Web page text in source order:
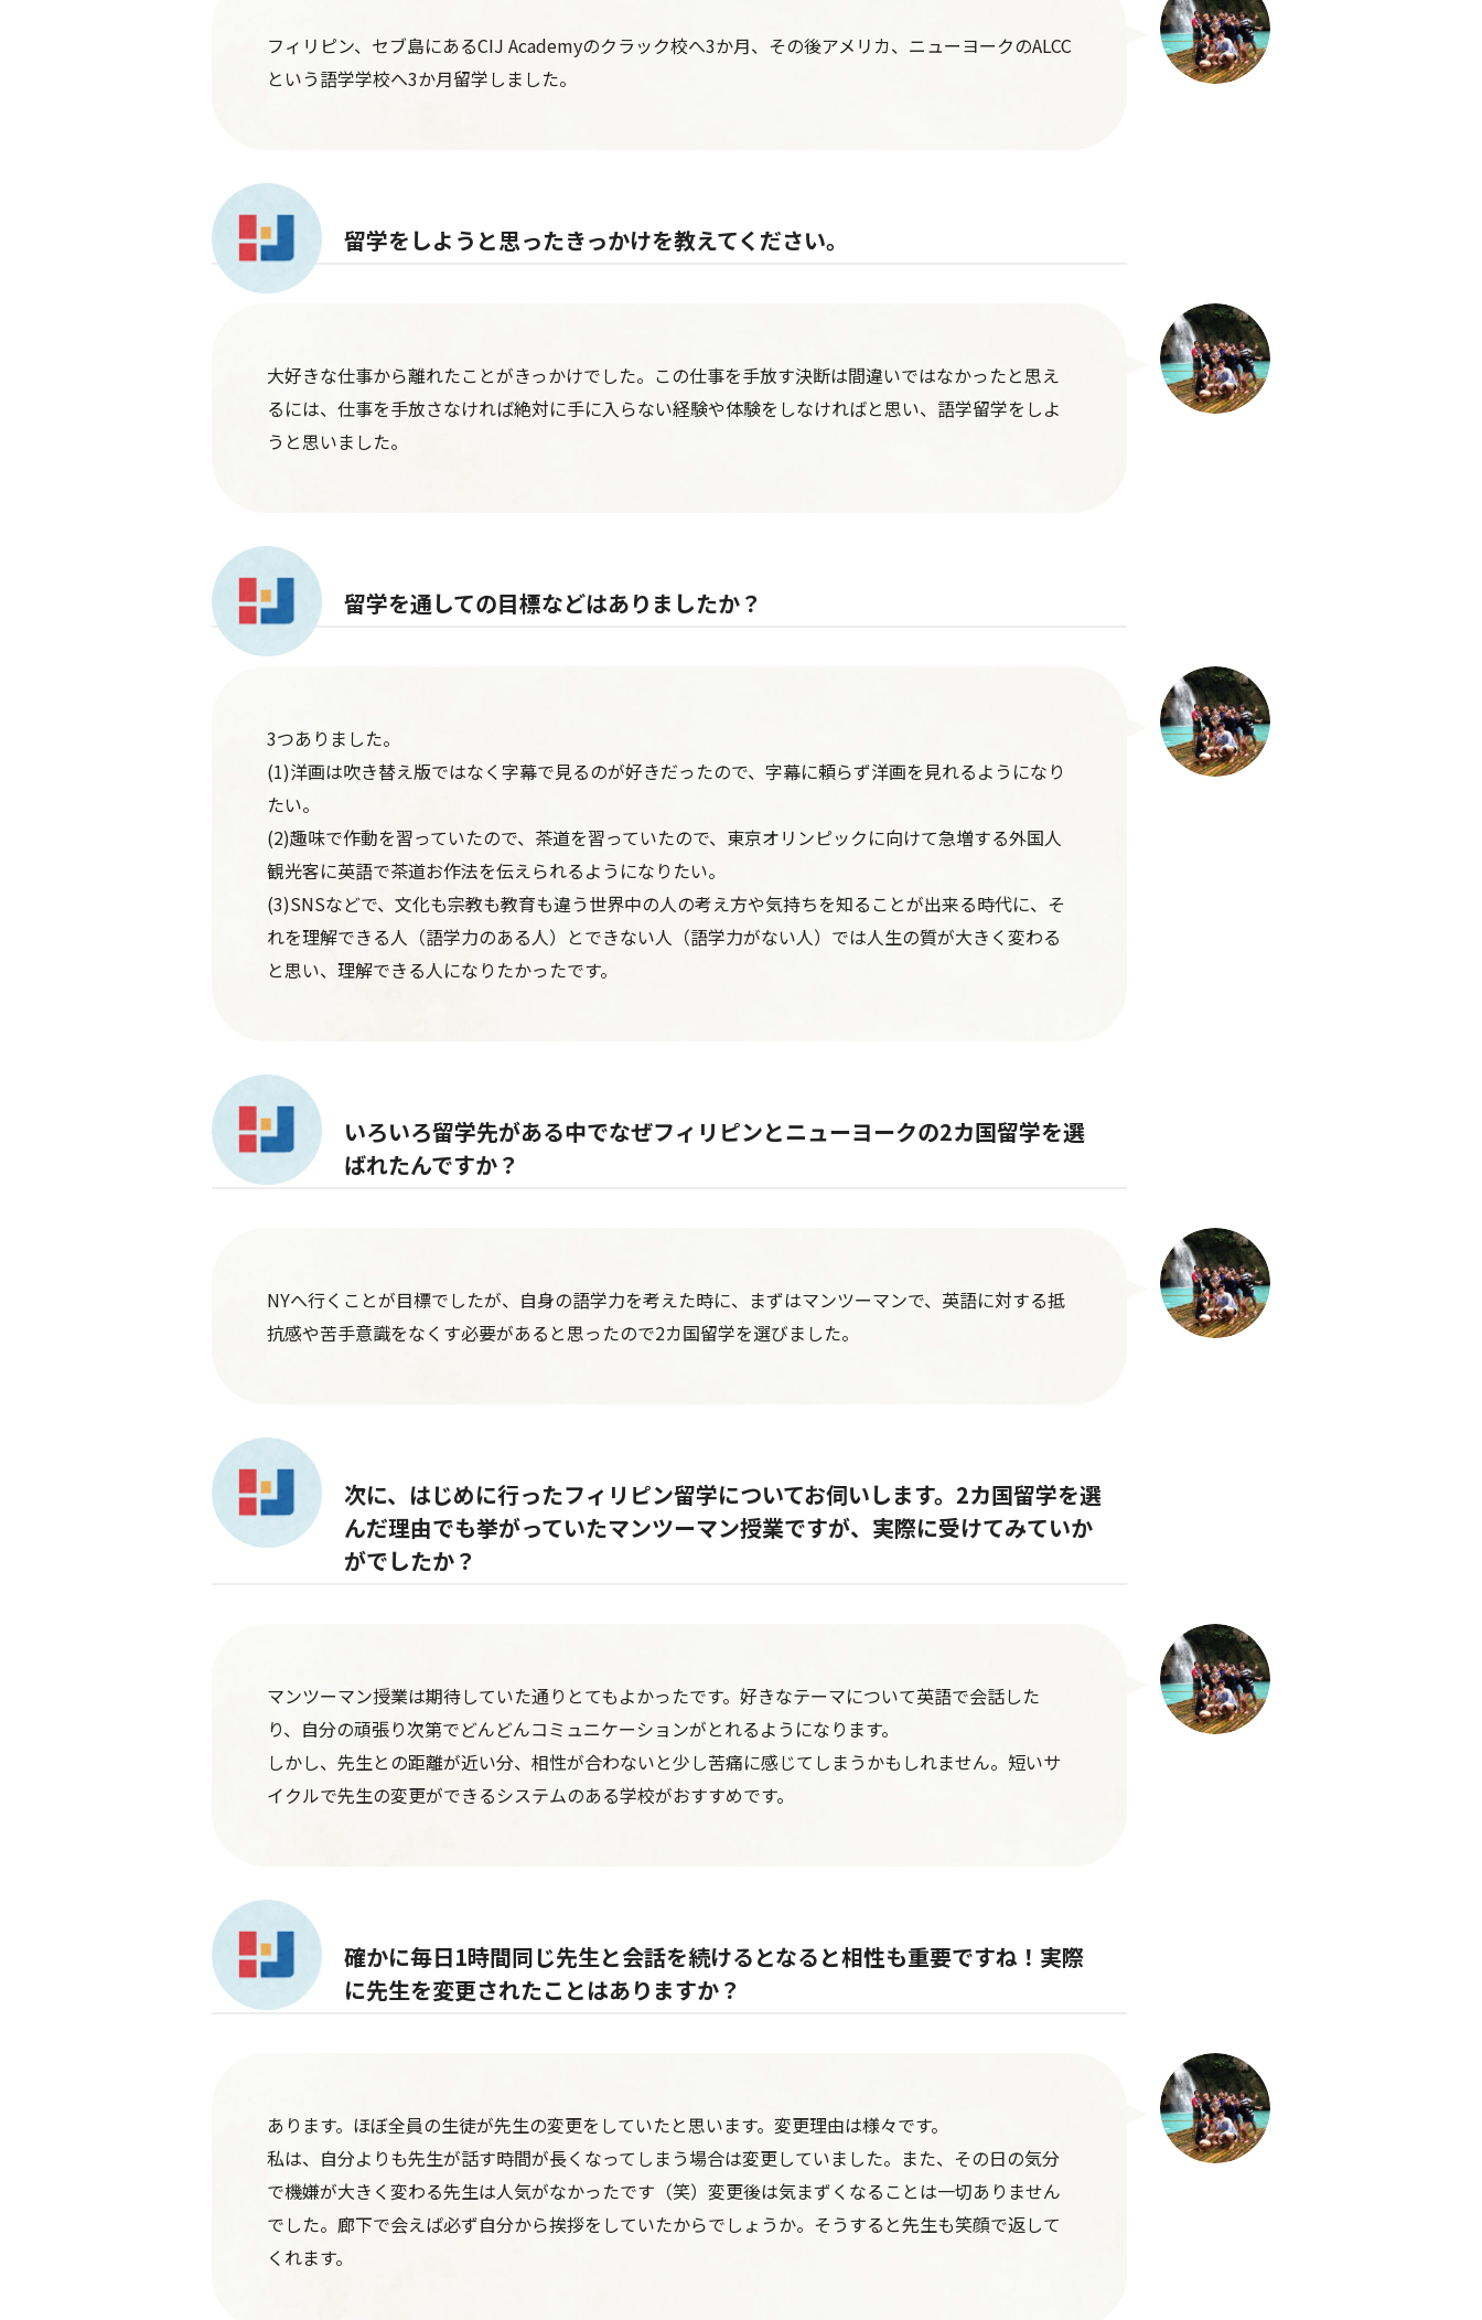
フィリピン、セブ島にあるCIJ Academyのクラック校へ3か月、その後アメリカ、ニューヨークのALCC
という語学学校へ3か月留学しました。
留学をしようと思ったきっかけを教えてください。
大好きな仕事から離れたことがきっかけでした。この仕事を手放す決断は間違いではなかったと思え
るには、仕事を手放さなければ絶対に手に入らない経験や体験をしなければと思い、語学留学をしよ
うと思いました。
留学を通しての目標などはありましたか？
3つありました。
(1)洋画は吹き替え版ではなく字幕で見るのが好きだったので、字幕に頼らず洋画を見れるようになり
たい。
(2)趣味で作動を習っていたので、茶道を習っていたので、東京オリンピックに向けて急増する外国人
観光客に英語で茶道お作法を伝えられるようになりたい。
(3)SNSなどで、文化も宗教も教育も違う世界中の人の考え方や気持ちを知ることが出来る時代に、そ
れを理解できる人（語学力のある人）とできない人（語学力がない人）では人生の質が大きく変わる
と思い、理解できる人になりたかったです。
いろいろ留学先がある中でなぜフィリピンとニューヨークの2カ国留学を選
ばれたんですか？
NYへ行くことが目標でしたが、自身の語学力を考えた時に、まずはマンツーマンで、英語に対する抵
抗感や苦手意識をなくす必要があると思ったので2カ国留学を選びました。
次に、はじめに行ったフィリピン留学についてお伺いします。2カ国留学を選
んだ理由でも挙がっていたマンツーマン授業ですが、実際に受けてみていか
がでしたか？
マンツーマン授業は期待していた通りとてもよかったです。好きなテーマについて英語で会話した
り、自分の頑張り次第でどんどんコミュニケーションがとれるようになります。
しかし、先生との距離が近い分、相性が合わないと少し苦痛に感じてしまうかもしれません。短いサ
イクルで先生の変更ができるシステムのある学校がおすすめです。
確かに毎日1時間同じ先生と会話を続けるとなると相性も重要ですね！実際
に先生を変更されたことはありますか？
あります。ほぼ全員の生徒が先生の変更をしていたと思います。変更理由は様々です。
私は、自分よりも先生が話す時間が長くなってしまう場合は変更していました。また、その日の気分
で機嫌が大きく変わる先生は人気がなかったです（笑）変更後は気まずくなることは一切ありません
でした。廊下で会えば必ず自分から挨拶をしていたからでしょうか。そうすると先生も笑顔で返して
くれます。